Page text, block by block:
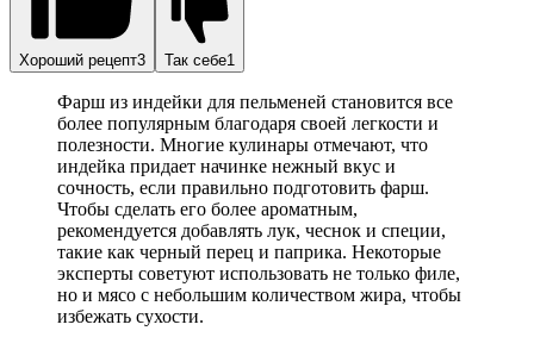
Хороший рецепт3 Так себе1
Фарш из индейки для пельменей становится все
более популярным благодаря своей легкости и
полезности. Многие кулинары отмечают, что
индейка придает начинке нежный вкус и
сочность, если правильно подготовить фарш.
Чтобы сделать его более ароматным,
рекомендуется добавлять лук, чеснок и специи,
такие как черный перец и паприка. Некоторые
эксперты советуют использовать не только филе,
но и мясо с небольшим количеством жира, чтобы
избежать сухости.